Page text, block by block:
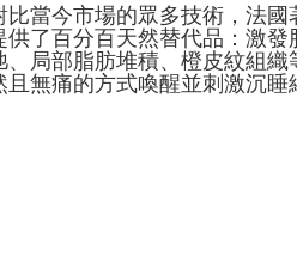
比當今市場的眾多技術，法國
供了百分百天然替代品：激
、局部脂肪堆積、橙皮紋組織
且無痛的方式喚醒並刺激沉睡